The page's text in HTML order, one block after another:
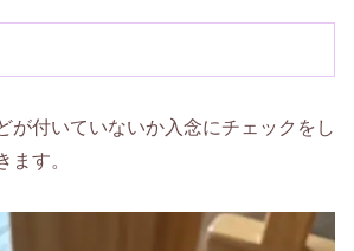
が付いていないか入念にチェックをし
ます。